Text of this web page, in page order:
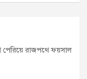
পেরিয়ে রাজপথে ফয়সাল